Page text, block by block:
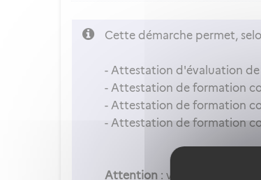
Cette démarche permet,
- Attestation d'évaluation de
- Attestation de formation
- Attestation de formation
- Attestation de formation
Attention : vous ne pouvez